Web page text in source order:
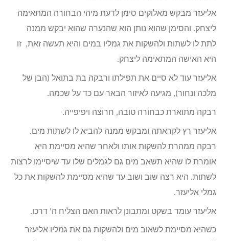
אליעזר מבקש מאלוקים סימן לדעת מיהי הבחורה המתאימה
ליצחק. והסימן שהוא נותן הוא שהנערה שהוא יבקש ממנה
לתת לו לשתות ולהשקות את גמליו במים והיא תעשה זאת, זו
היא האישה המתאימה ליצחק.
אליעזר עוד לא סיים את תפילתו ורבקה בת בתואל (הבן של
מלכה ונחור), מגיעה לאיזור הבאר עם כד על שכמה.
רבקה מתוארת כבחורה טובה, חרוצה ויפיפייה.
אליעזר רץ לקראתה ומבקש ממנה להביא לו לשתות מים.
רבקה ממהרת להשקות אותו ולאחר שהיא מסיימת היא
אומרת לו שהיא תשאב מים גם לגמלים שלו עד שיסיימו לרצות
לשתות. היא רצה שוב ושוב עד שהיא מסיימת להשקות את כל
גמלי אליעזר.
אליעזר עומד בשקט ומתבונן לראות האם הצליח ה’ דרכו.
כשהיא מסיימת לשאוב מים ולהשקות גם את גמליו אליעזר